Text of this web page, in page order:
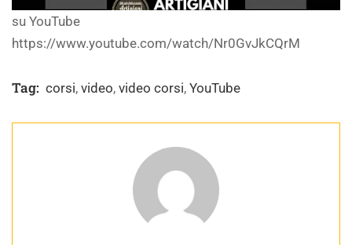
su YouTube
https://www.youtube.com/watch/Nr0GvJkCQrM
Tag: corsi, video, video corsi, YouTube